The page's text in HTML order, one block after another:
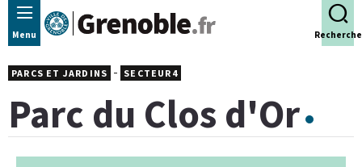
Panneau de gestion des cookies
Menu Recherche
Parc du Clos d'Or
PARCS ET JARDINS - SECTEUR4